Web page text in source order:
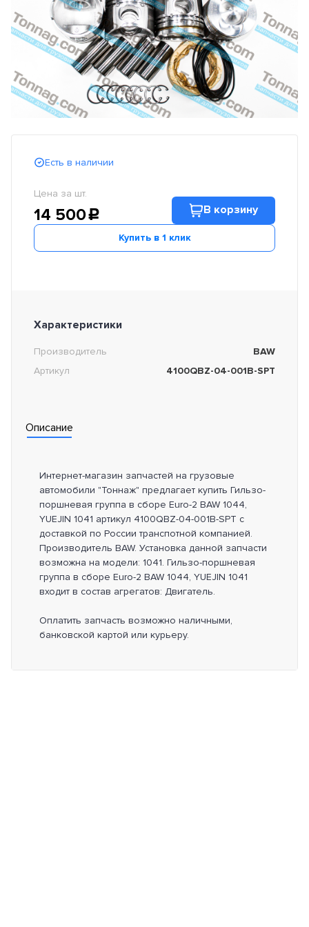
Есть в наличии
Цена за шт.
14 500c В корзину
Купить в 1 клик
Характеристики
Производитель
BAW
Артикул
4100QBZ-04-001B-SPT
Описание
Интернет-магазин запчастей на грузовые
автомобили "Тоннаж" предлагает купить Гильзо-
поршневая группа в сборе Euro-2 BAW 1044,
YUEJIN 1041 артикул 4100QBZ-04-001B-SPT с
доставкой по России транспотной компанией.
Производитель BAW. Установка данной запчасти
возможна на модели: 1041. Гильзо-поршневая
группа в сборе Euro-2 BAW 1044, YUEJIN 1041
входит в состав агрегатов: Двигатель.
Оплатить запчасть возможно наличными,
банковской картой или курьеру.